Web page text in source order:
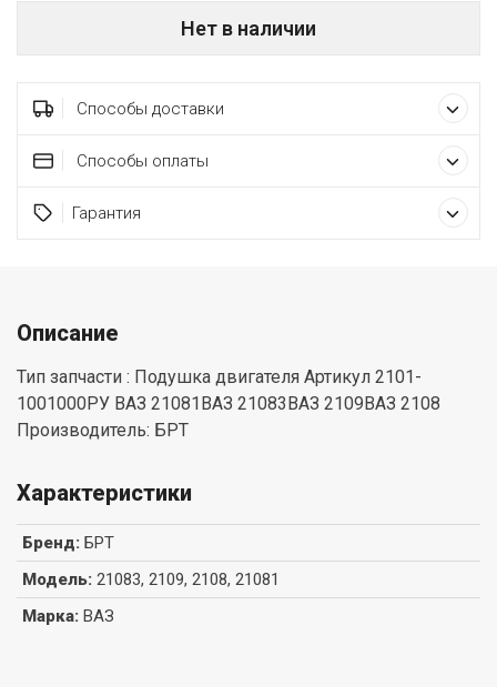
Нет в наличии
Способы доставки
Способы оплаты
Гарантия
Описание
Тип запчасти : Подушка двигателя Артикул 2101-
1001000РУ ВАЗ 21081ВАЗ 21083ВАЗ 2109ВАЗ 2108
Производитель: БРТ
Характеристики
Бренд: БРТ
Модель: 21083, 2109, 2108, 21081
Марка: ВАЗ